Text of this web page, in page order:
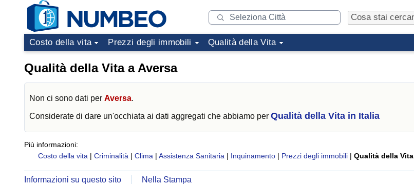
Costo della vita Prezzi degli immobili Qualità della Vita
Qualità della Vita a Aversa
Non ci sono dati per Aversa.
Considerate di dare un'occhiata ai dati aggregati che abbiamo per Qualità della Vita in Italia
Più informazioni:
Costo della vita | Criminalità | Clima | Assistenza Sanitaria | Inquinamento | Prezzi degli immobili | Qualità della Vita
Informazioni su questo sito
Nella Stampa